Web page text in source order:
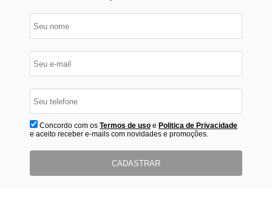
Concordo com os Termos de usoe Politica de Privacidade
e aceito receber e-mails com novidades e promoções.
CADASTRAR